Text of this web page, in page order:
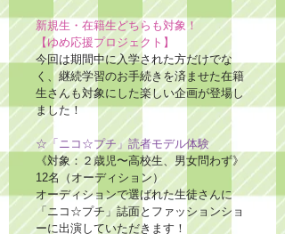
新規生・在籍生どちらも対象！
【ゆめ応援プロジェクト】
今回は期間中に入学された方だけでな
く、継続学習のお手続きを済ませた在籍
生さんも対象にした楽しい企画が登場し
ました！
☆「ニコ☆プチ」読者モデル体験
《対象：２歳児〜高校生、男女問わず》
12名（オーディション）
オーディションで選ばれた生徒さんに
「ニコ☆プチ」誌面とファッションショ
ーに出演していただきます！